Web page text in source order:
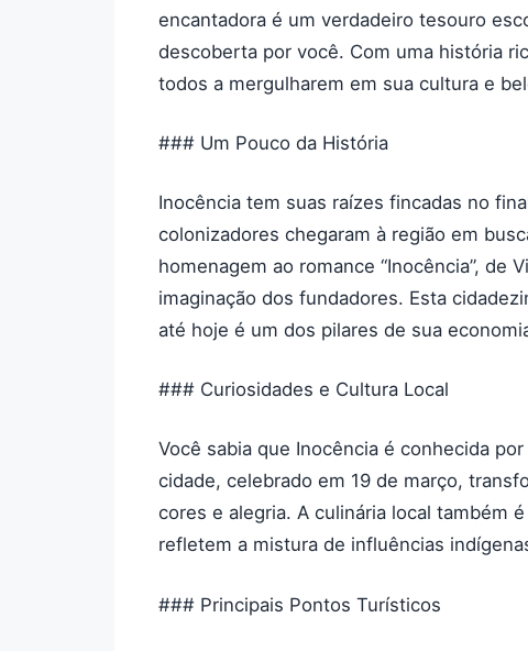
encantadora é um verdadeiro tesouro
descoberta por você. Com uma história
todos a mergulharem em sua cultura e
### Um Pouco da História
Inocência tem suas raízes fincadas no
colonizadores chegaram à região em
homenagem ao romance “Inocência”, de
imaginação dos fundadores. Esta
até hoje é um dos pilares de sua
### Curiosidades e Cultura Local
Você sabia que Inocência é conhecida
cidade, celebrado em 19 de março,
cores e alegria. A culinária local também
refletem a mistura de influências
### Principais Pontos Turísticos